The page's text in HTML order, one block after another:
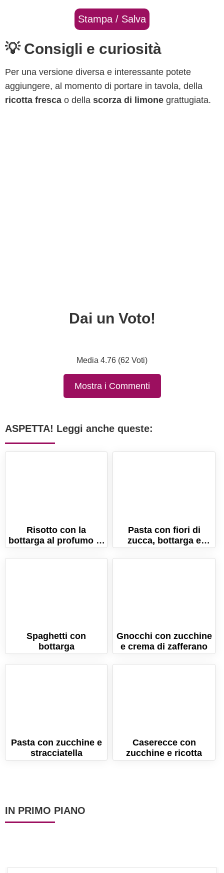
Stampa / Salva
💡 Consigli e curiosità
Per una versione diversa e interessante potete
aggiungere, al momento di portare in tavola, della
ricotta fresca o della scorza di limone grattugiata.
Dai un Voto!
Media 4.76 (62 Voti)
Mostra i Commenti
ASPETTA! Leggi anche queste:
Risotto con la
bottarga al profumo di
timo. La ricetta
cremosissima!
Pasta con fiori di
zucca, bottarga e
fonduta di scamorza
Spaghetti con
bottarga
Gnocchi con zucchine
e crema di zafferano
Pasta con zucchine e
stracciatella
Caserecce con
zucchine e ricotta
IN PRIMO PIANO